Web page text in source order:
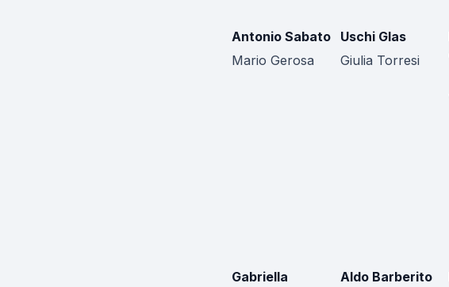
Antonio Sabato
Mario Gerosa
Uschi Glas
Giulia Torresi
Gabriella
Aldo Barberito